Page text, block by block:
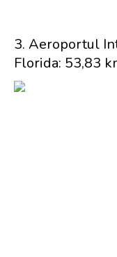
3. Aeroportul
Florida: 53,83